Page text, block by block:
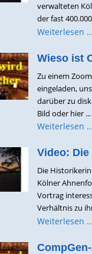
verwalteten
der fast
Weiterlesen …
Wieso ist
Zu einem
eingeladen,
darüber zu
Bild oder hier ...
Weiterlesen …
Video:
Die
Kölner
Vortrag
Verhältnis zu
Weiterlesen …